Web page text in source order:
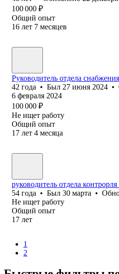
100 000 ₽
Общий опыт
16 лет 7 месяцев
Руководитель отдела снабжения
42 года • Был 27 июня 2024 •
6 февраля 2024
100 000 ₽
Не ищет работу
Общий опыт
17 лет 4 месяца
руководитель отдела контрорля
54 года • Был 30 марта •
Не ищет работу
Общий опыт
17 лет
1
2